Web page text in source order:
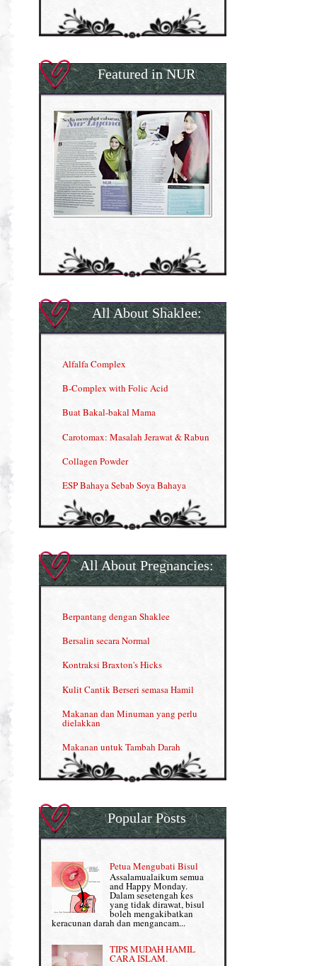
Featured in NUR
All About Shaklee:
Alfalfa Complex
B-Complex with Folic Acid
Buat Bakal-bakal Mama
Carotomax: Masalah Jerawat & Rabun
Collagen Powder
ESP Bahaya Sebab Soya Bahaya
ESP Produk Shaklee Paling HOT
Gla Complex (II)
Herbal Blend the Magic Cream
Nutrisi untuk Ikhtiar Hamil
OMEGA GUARD
Omega Guard: EPA & DHA for kids
OSTEMATRIX
Pantang Larang dalam Pengambilan
Vitamin
Penjagaan Rambut: Prosante Hair Care
Persediaan Haji & Umrah
Review Part 1: Shaklee bagus ke?
Review Part 2: Shaklee's Slimming Set
Review Part 3: Shaklee's Beauty Set
All About Pregnancies:
Berpantang dengan Shaklee
Bersalin secara Normal
Kontraksi Braxton's Hicks
Kulit Cantik Berseri semasa Hamil
Makanan dan Minuman yang perlu
dielakkan
Makanan untuk Tambah Darah
Masalah HB rendah?
Normal VS Czer
Pemakanan Semasa Hamil
Penyusuan Bayi
Perkembangan Minda Bayi
Supplement untuk Kehamilan
Popular Posts
Petua Mengubati Bisul
Assalamualaikum semua
and Happy Monday.
Dalam sesetengah kes
yang tidak dirawat, bisul
boleh mengakibatkan
keracunan darah dan mengancam...
TIPS MUDAH HAMIL
CARA ISLAM.